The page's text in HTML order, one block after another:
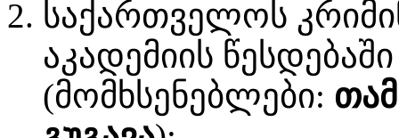
საქართველოს
აკადემიის
(მომხსენებლები: